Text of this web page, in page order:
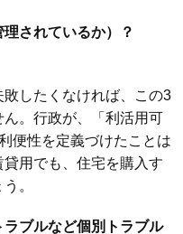
されているか）？
したくなければ、この3
。行政が、「利活用可
便性を定義づけたことは
用でも、住宅を購入す
。
ラブルなど個別トラブル